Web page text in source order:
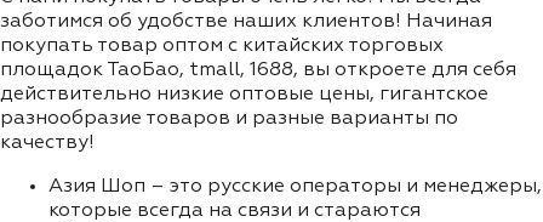
заботимся об удобстве наших клиентов! Начиная
покупать товар оптом с китайских торговых
площадок ТаоБао, tmall, 1688, вы откроете для себя
действительно низкие оптовые цены, гигантское
разнообразие товаров и разные варианты по
качеству!
Азия Шоп – это русские операторы и менеджеры,
которые всегда на связи и стараются